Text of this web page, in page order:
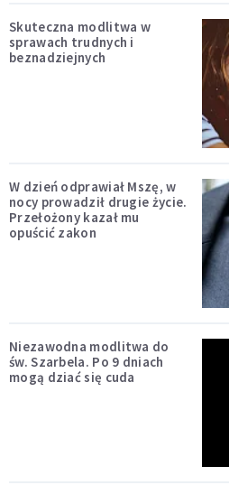
Skuteczna modlitwa w
sprawach trudnych i
beznadziejnych
W dzień odprawiał Mszę, w
nocy prowadził drugie życie.
Przełożony kazał mu
opuścić zakon
Niezawodna modlitwa do
św. Szarbela. Po 9 dniach
mogą dziać się cuda